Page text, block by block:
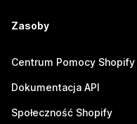
Zasoby
Centrum Pomocy Shopify
Dokumentacja API
Społeczność Shopify